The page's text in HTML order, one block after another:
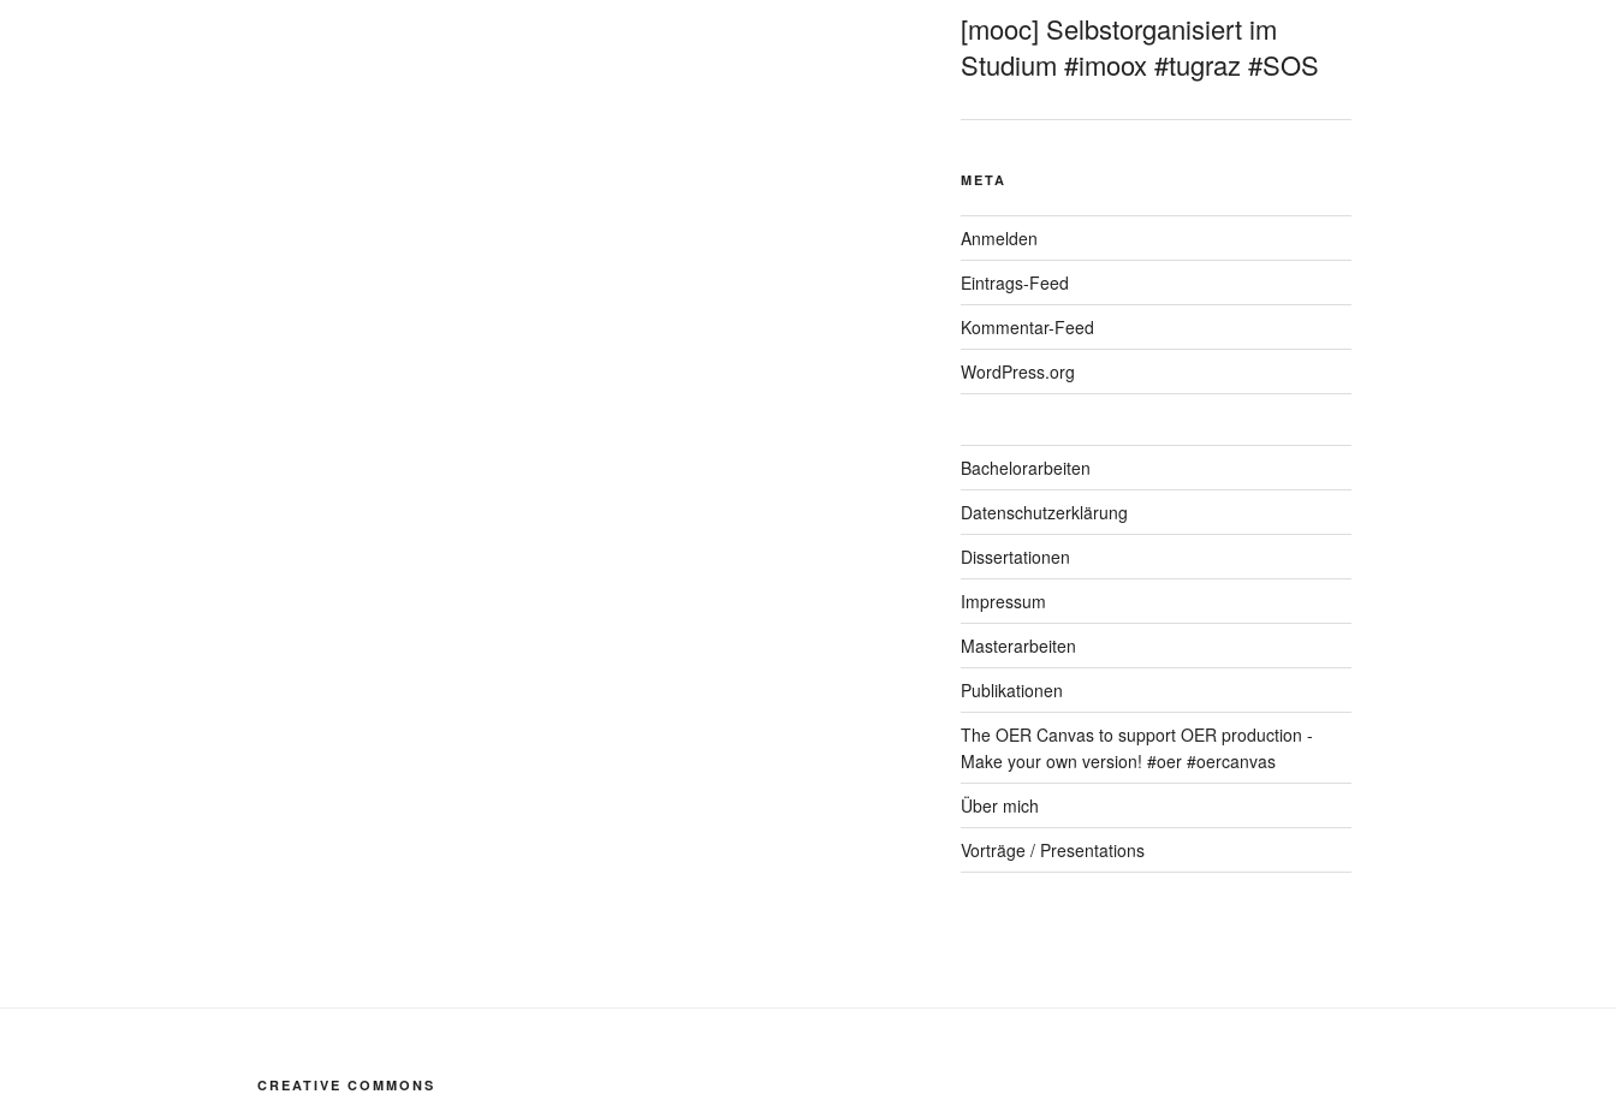
[mooc] Selbstorganisiert im
Studium #imoox #tugraz #SOS
META
Anmelden
Eintrags-Feed
Kommentar-Feed
WordPress.org
Bachelorarbeiten
Datenschutzerklärung
Dissertationen
Impressum
Masterarbeiten
Publikationen
The OER Canvas to support OER production -
Make your own version! #oer #oercanvas
Über mich
Vorträge / Presentations
CREATIVE COMMONS